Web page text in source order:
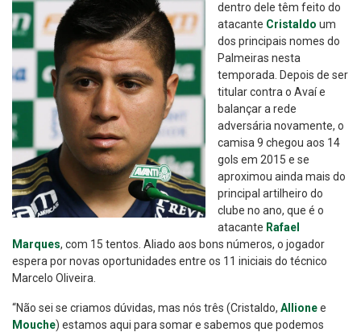
dentro dele têm feito do
atacante Cristaldo um
dos principais nomes do
Palmeiras nesta
temporada. Depois de ser
titular contra o Avaí e
balançar a rede
adversária novamente, o
camisa 9 chegou aos 14
gols em 2015 e se
aproximou ainda mais do
principal artilheiro do
clube no ano, que é o
atacante Rafael
Marques, com 15 tentos. Aliado aos bons números, o jogador
espera por novas oportunidades entre os 11 iniciais do técnico
Marcelo Oliveira.
“Não sei se criamos dúvidas, mas nós três (Cristaldo, Allionee
Mouche) estamos aqui para somar e sabemos que podemos